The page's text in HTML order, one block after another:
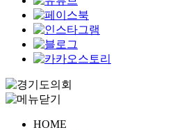
HOME